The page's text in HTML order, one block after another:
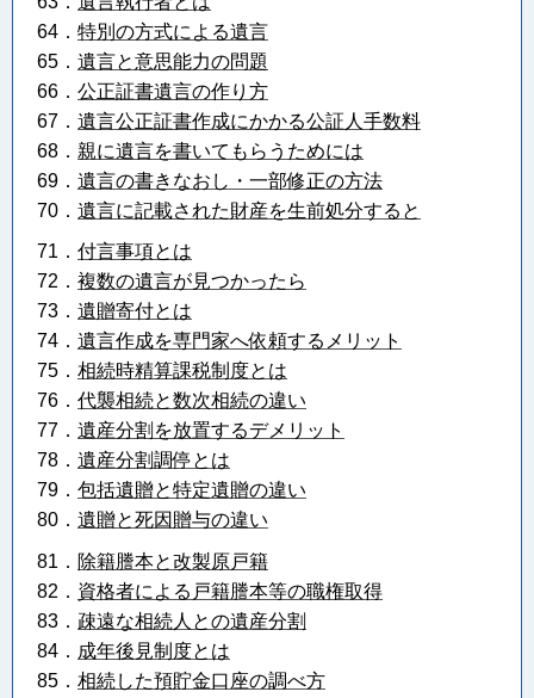
64． 特別の方式による遺言
65． 遺言と意思能力の問題
66． 公正証書遺言の作り方
67． 遺言公正証書作成にかかる公証人手数料
68． 親に遺言を書いてもらうためには
69． 遺言の書きなおし・一部修正の方法
70． 遺言に記載された財産を生前処分すると
71． 付言事項とは
72． 複数の遺言が見つかったら
73． 遺贈寄付とは
74． 遺言作成を専門家へ依頼するメリット
75． 相続時精算課税制度とは
76． 代襲相続と数次相続の違い
77． 遺産分割を放置するデメリット
78． 遺産分割調停とは
79． 包括遺贈と特定遺贈の違い
80． 遺贈と死因贈与の違い
81． 除籍謄本と改製原戸籍
82． 資格者による戸籍謄本等の職権取得
83． 疎遠な相続人との遺産分割
84． 成年後見制度とは
85． 相続した預貯金口座の調べ方